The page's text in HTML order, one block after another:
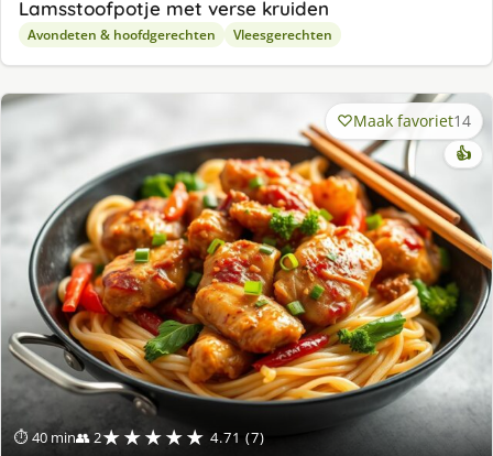
Lamsstoofpotje met verse kruiden
Avondeten & hoofdgerechten Vleesgerechten
⏱ 40 min👥 2★★★★★ 4.71 (7)
Maak favoriet14
👍